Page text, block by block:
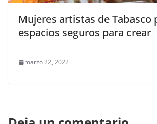
Mujeres artistas de Tabasco
espacios seguros para crear
marzo 22, 2022